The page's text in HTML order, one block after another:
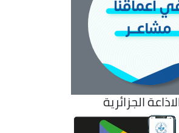
الجزائرية